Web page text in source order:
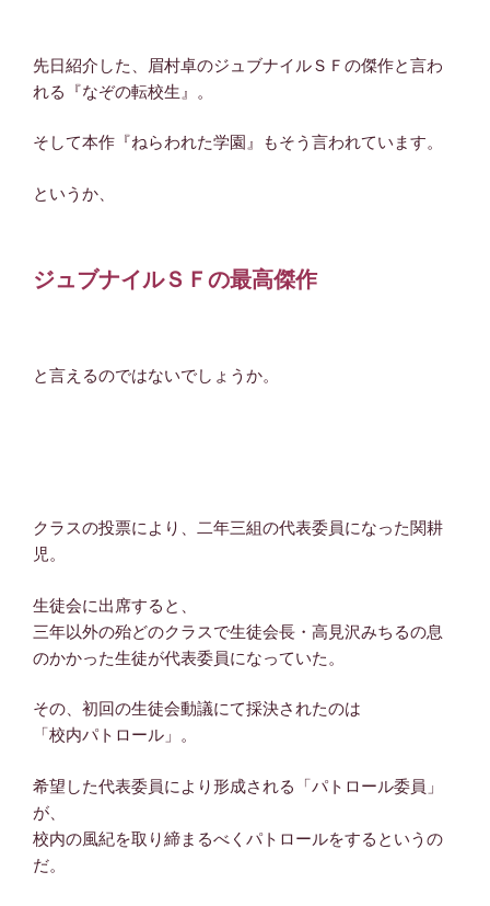
先日紹介した、眉村卓のジュブナイルＳＦの傑作と言わ
れる『なぞの転校生』。
そして本作『ねらわれた学園』もそう言われています。
というか、
ジュブナイルＳＦの最高傑作
と言えるのではないでしょうか。
クラスの投票により、二年三組の代表委員になった関耕
児。
生徒会に出席すると、
三年以外の殆どのクラスで生徒会長・高見沢みちるの息
のかかった生徒が代表委員になっていた。
その、初回の生徒会動議にて採決されたのは
「校内パトロール」。
希望した代表委員により形成される「パトロール委員」
が、
校内の風紀を取り締まるべくパトロールをするというの
だ。